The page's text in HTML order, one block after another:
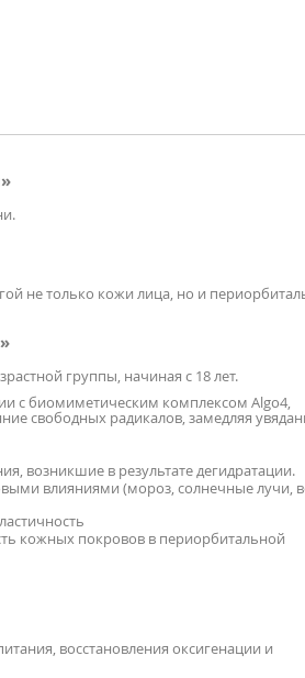
не только кожи лица, но и
группы, начиная с 18 лет.
с биомиметическим комплексом Algo4,
свободных радикалов, замедляя
возникшие в результате дегидратации.
влияниями (мороз, солнечные лучи,
кожных покровов в периорбитальной
восстановления оксигенации и